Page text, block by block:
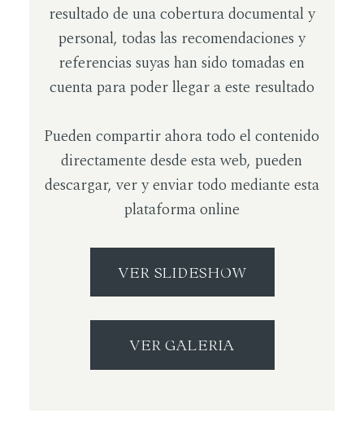
resultado de una cobertura documental y
personal, todas las recomendaciones y
referencias suyas han sido tomadas en
cuenta para poder llegar a este resultado
Pueden compartir ahora todo el contenido
directamente desde esta web, pueden
descargar, ver y enviar todo mediante esta
plataforma online
VER SLIDESHOW
VER GALERIA